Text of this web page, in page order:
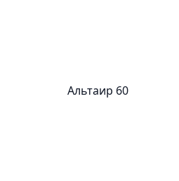
Альтаир 60